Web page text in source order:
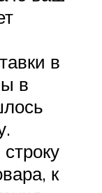
в
в
к